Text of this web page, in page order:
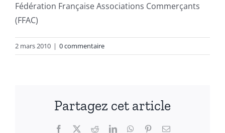
Fédération Française Associations Commerçants
(FFAC)
2 mars 2010 | 0 commentaire
Partagez cet article
Facebook RedditLinkedInWhatsApp
PinterestEmail